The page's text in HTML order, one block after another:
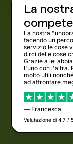
La
La nostra
facendo un
servizio le cose
dirci delle cose
Grazie a lei
l'uno con l'altra.
molto utili
ad affrontare
— Francesca
Valutazione di 4.7 /